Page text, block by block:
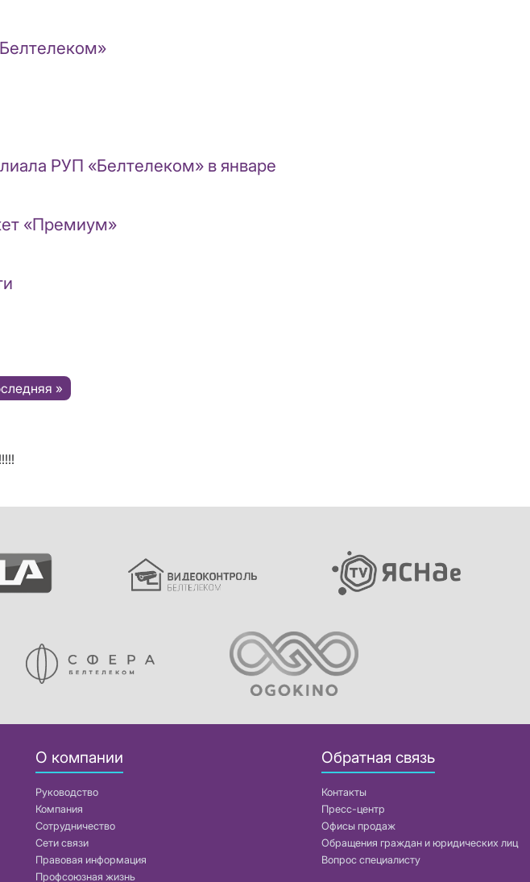
РУП «Белтелеком» в январе
«Премиум»
»
О компании
Руководство
Компания
Сотрудничество
Сети связи
Правовая информация
Профсоюзная жизнь
Обратная связь
Контакты
Пресс-центр
Офисы продаж
Обращения граждан и юридических лиц
Вопрос специалисту